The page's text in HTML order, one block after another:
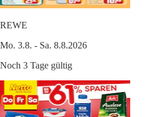
REWE
Mo. 3.8. - Sa. 8.8.2026
Noch 3 Tage gültig